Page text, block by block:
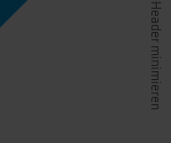
Header minimieren